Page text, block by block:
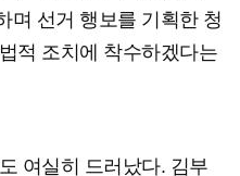
며 선거 행보를 기획한 청
적 조치에 착수하겠다는
여실히 드러났다. 김부